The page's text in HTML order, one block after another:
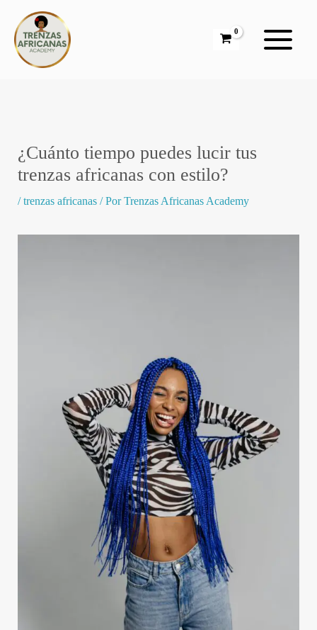
contenido
¿Cuánto tiempo puedes lucir tus
trenzas africanas con estilo?
/trenzas africanas/ PorTrenzas Africanas Academy